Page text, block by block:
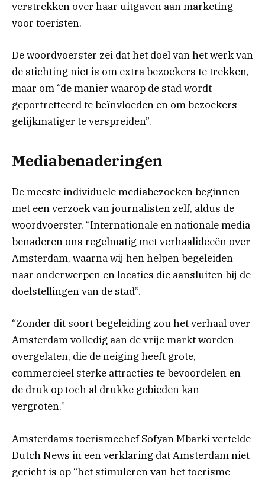
verstrekken over haar uitgaven aan marketing
voor toeristen.
De woordvoerster zei dat het doel van het werk van
de stichting niet is om extra bezoekers te trekken,
maar om “de manier waarop de stad wordt
geportretteerd te beïnvloeden en om bezoekers
gelijkmatiger te verspreiden”.
Mediabenaderingen
De meeste individuele mediabezoeken beginnen
met een verzoek van journalisten zelf, aldus de
woordvoerster. “Internationale en nationale media
benaderen ons regelmatig met verhaalideeën over
Amsterdam, waarna wij hen helpen begeleiden
naar onderwerpen en locaties die aansluiten bij de
doelstellingen van de stad”.
“Zonder dit soort begeleiding zou het verhaal over
Amsterdam volledig aan de vrije markt worden
overgelaten, die de neiging heeft grote,
commercieel sterke attracties te bevoordelen en
de druk op toch al drukke gebieden kan
vergroten.”
Amsterdams toerismechef Sofyan Mbarki vertelde
Dutch News in een verklaring dat Amsterdam niet
gericht is op “het stimuleren van het toerisme